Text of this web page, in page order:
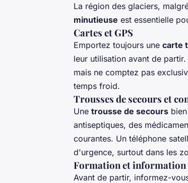
La région des glaciers,
minutieuse est essentielle
Cartes et GPS
Emportez toujours une carte
leur utilisation avant de
mais ne comptez pas
temps froid.
Trousses de secours et
Une trousse de secours
antiseptiques, des
courantes. Un téléphone
d'urgence, surtout dans les
Formation et information
Avant de partir, informez-